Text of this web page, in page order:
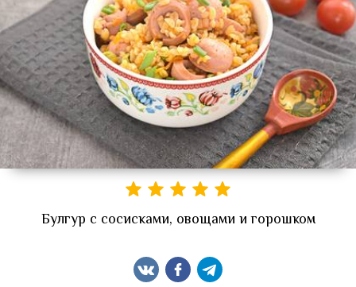
Булгур с сосисками, овощами и горошком